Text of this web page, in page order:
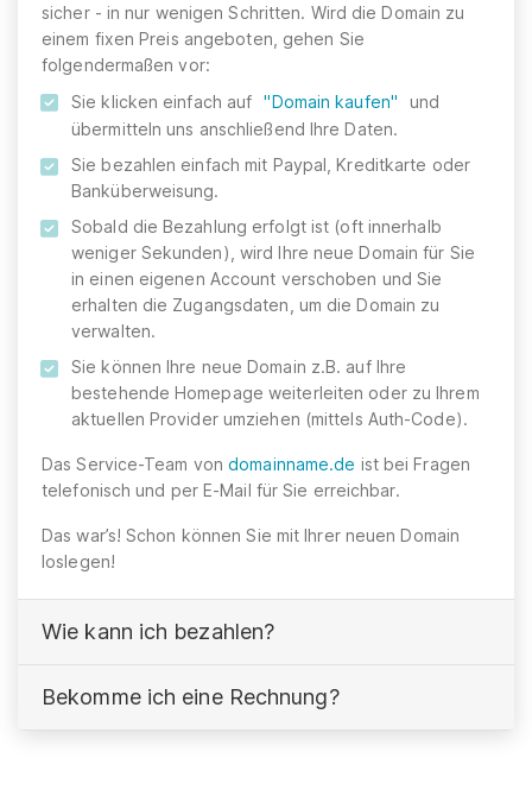
sicher - in nur wenigen Schritten. Wird die Domain zu
einem fixen Preis angeboten, gehen Sie
folgendermaßen vor:
Sie klicken einfach auf
"Domain kaufen"
und
übermitteln uns anschließend Ihre Daten.
Sie bezahlen einfach mit Paypal, Kreditkarte oder
Banküberweisung.
Sobald die Bezahlung erfolgt ist (oft innerhalb
weniger Sekunden), wird Ihre neue Domain für Sie
in einen eigenen Account verschoben und Sie
erhalten die Zugangsdaten, um die Domain zu
verwalten.
Sie können Ihre neue Domain z.B. auf Ihre
bestehende Homepage weiterleiten oder zu Ihrem
aktuellen Provider umziehen (mittels Auth-Code).
Das Service-Team vondomainname.de ist bei Fragen
telefonisch und per E-Mail für Sie erreichbar.
Das war’s! Schon können Sie mit Ihrer neuen Domain
loslegen!
Wie kann ich bezahlen?
Bekomme ich eine Rechnung?